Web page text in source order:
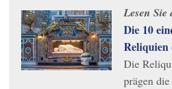
Lesen Sie
Die 10
Die
prägen